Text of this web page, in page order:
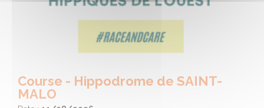
Course - Hippodrome de SAINT-
MALO